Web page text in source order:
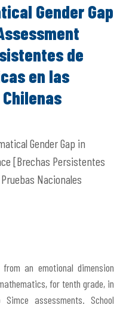
Gender Gap
de
en las
Gender Gap in
[Brechas Persistentes
Nacionales
an emotional dimension
for tenth grade, in
assessments. School